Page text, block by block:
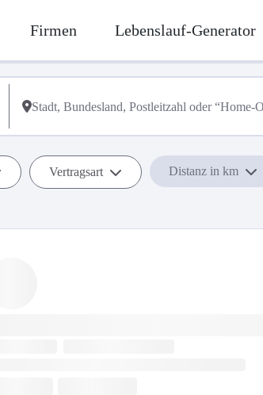
Firmen Lebenslauf-Generator
Vertragsart Distanz in km